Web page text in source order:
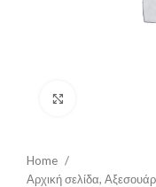
Home
Αρχική σελίδα,